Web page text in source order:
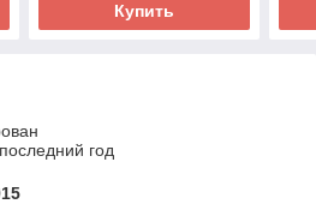
Купить
год